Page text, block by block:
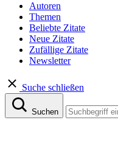
Autoren
Themen
Beliebte Zitate
Neue Zitate
Zufällige Zitate
Newsletter
Suche schließen
Suchen